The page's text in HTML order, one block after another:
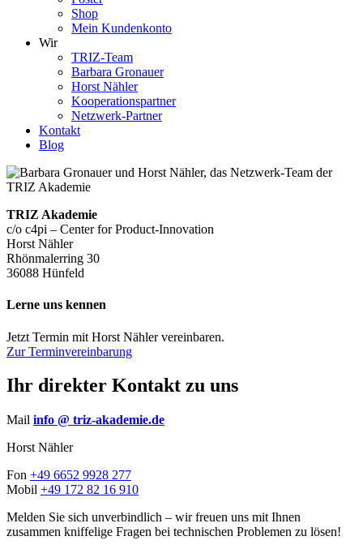
Shop
Mein Kundenkonto
Wir
TRIZ-Team
Barbara Gronauer
Horst Nähler
Kooperationspartner
Netzwerk-Partner
Kontakt
Blog
TRIZ Akademie
c/o c4pi – Center for Product-Innovation
Horst Nähler
Rhönmalerring 30
36088 Hünfeld
Lerne uns kennen
Jetzt Termin mit Horst Nähler vereinbaren.
Zur Terminvereinbarung
Ihr direkter Kontakt zu uns
Mail info @ triz-akademie.de
Horst Nähler
Fon +49 6652 9928 277
Mobil +49 172 82 16 910
Melden Sie sich unverbindlich – wir freuen uns mit Ihnen
zusammen kniffelige Fragen bei technischen Problemen zu lösen!